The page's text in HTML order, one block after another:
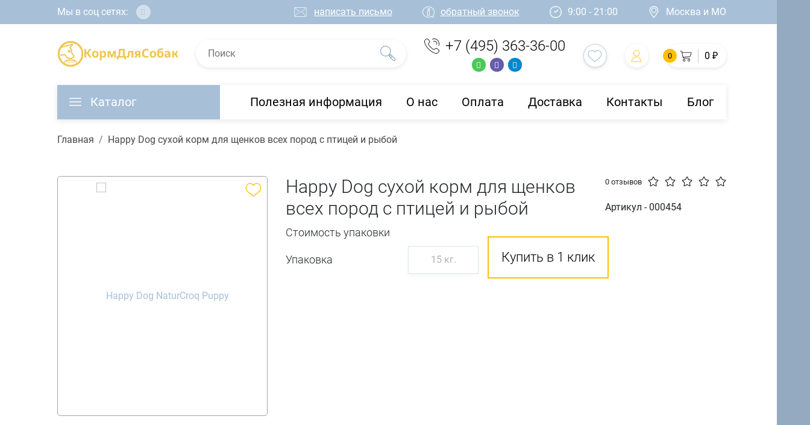
Мы в соц сетях: написать письмо обратный звонок 9:00 - 21:00 Москва и МО
+7 (495) 363-36-00
0 0 ₽
Каталог Полезная информация О нас Оплата Доставка Контакты Блог
Главная Happy Dog сухой корм для щенков всех пород с птицей и рыбой
Happy Dog сухой корм для щенков
всех пород с птицей и рыбой
0 отзывов
Артикул - 000454
Стоимость упаковки
Упаковка 15 кг. Купить в 1 клик